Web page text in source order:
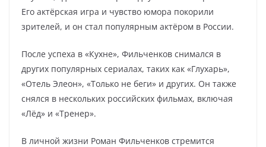
Его актёрская игра и чувство юмора покорили
зрителей, и он стал популярным актёром в России.
После успеха в «Кухне», Фильченков снимался в
других популярных сериалах, таких как «Глухарь»,
«Отель Элеон», «Только не беги» и других. Он также
снялся в нескольких российских фильмах, включая
«Лёд» и «Тренер».
В личной жизни Роман Фильченков стремится